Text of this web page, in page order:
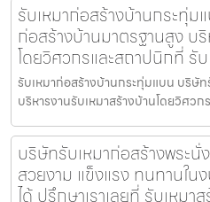
รับเหมาก่อสร้างบ้านกระทุ่ม
ก่อสร้างบ้านมาตรฐานสูง บ
โดยวิศวกรและสถาปนิกที่ รั
รับเหมาก่อสร้างบ้านกระทุ่มแบน บริษั
บริหารงานรับเหมาสร้างบ้านโดยวิศว
บริษัทรับเหมาก่อสร้างพระนั่
สวยงาม แข็งแรง ทนทานใ
ได้ ปรึกษาเราเลยที่ รับเหมา